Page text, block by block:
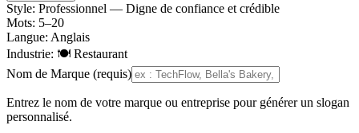
Style: Professionnel — Digne de confiance et crédible
Mots: 5–20
Langue: Anglais
Industrie: 🍽️ Restaurant
Nom de Marque (requis)
Entrez le nom de votre marque ou entreprise pour générer un slogan
personnalisé.